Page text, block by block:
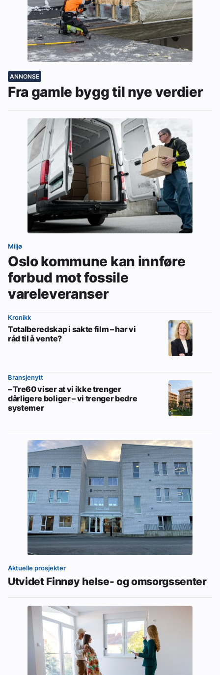
ANNONSE
Fra gamle bygg til nye verdier
Miljø
Oslo kommune kan innføre
forbud mot fossile
vareleveranser
Kronikk
Totalberedskap i sakte film – har vi
råd til å vente?
Bransjenytt
– Tre60 viser at vi ikke trenger
dårligere boliger – vi trenger bedre
systemer
Aktuelle prosjekter
Utvidet Finnøy helse- og omsorgssenter